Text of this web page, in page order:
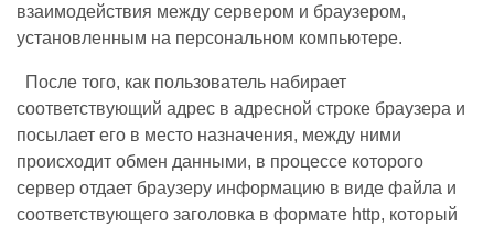
взаимодействия между сервером и браузером,
установленным на персональном компьютере.
После того, как пользователь набирает
соответствующий адрес в адресной строке браузера и
посылает его в место назначения, между ними
происходит обмен данными, в процессе которого
сервер отдает браузеру информацию в виде файла и
соответствующего заголовка в формате http, который